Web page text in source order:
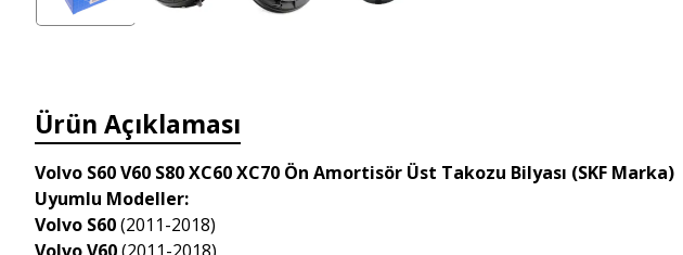
Ürün Açıklaması
Volvo S60 V60 S80 XC60 XC70 Ön Amortisör Üst Takozu Bilyası (SKF Marka)
Uyumlu Modeller:
Volvo S60(2011-2018)